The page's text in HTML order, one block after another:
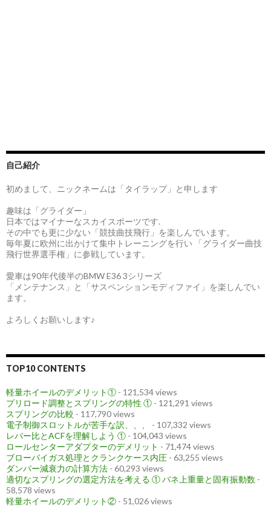
自己紹介
初めまして、ニックネームは「タイラップ」と申します
趣味は「グライダー」
日本ではマイナーなスカイスポーツです.
その中でも更に少ない「競技曲技飛行」を楽しんでいます。
毎年夏に欧州に出かけて集中トレーニングを行い 「グライダー曲技
飛行世界選手権」に参戦しています。
愛車は90年代後半のBMW E36 3シリーズ
「メンテナンス」と「サスペンションモディファイ」を楽しんでい
ます。
よろしくお願いします♪
TOP10 CONTENTS
軽量ホイールのデメリット① - 121,534 views
プリロード調整とスプリングの特性 ① - 121,291 views
スプリングの比較 - 117,790 views
電子制御スロットルが苦手な訳、、、
- 107,332 views
レバー比とACFを理解しよう ① - 104,043 views
ロールセンターアダプターのデメリット - 71,474 views
ブローバイガス処理とクランクケース内圧 - 63,255 views
ダンパー減衰力の計算方法 - 60,293 views
適切なスプリングの選定方法を考える ① バネ上重量と固有振動数 -
58,578 views
軽量ホイールのデメリット② - 51,026 views